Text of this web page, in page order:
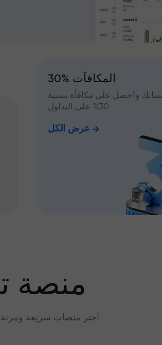
30% المكافآت
واحصل على مكافأة بنسبة
30% على التداول
عرض الكل
منصة
اختر منصات سريعة